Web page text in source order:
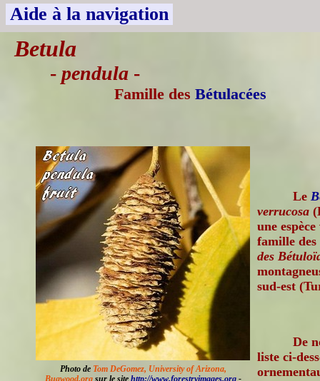
Aide à la navigation
Betula
- pendula -
Famille des Bétulacées
Photo de Tom DeGomez, University of Arizona,
Bugwood.orgsur le site http://www.forestryimages.org-
Le
verrucosa
une
famille des
des
sud-est
De
liste ci-